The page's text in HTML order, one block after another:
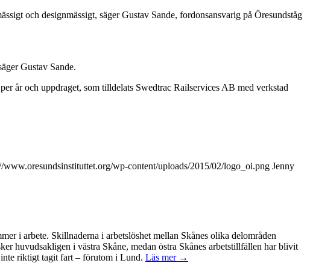
och designmässigt, säger Gustav Sande, fordonsansvarig på Öresundståg
Gustav Sande.
år och uppdraget, som tilldelats Swedtrac Railservices AB med verkstad
www.oresundsinstituttet.org/wp-content/uploads/2015/02/logo_oi.png Jenny
i arbete. Skillnaderna i arbetslöshet mellan Skånes olika delområden
huvudsakligen i västra Skåne, medan östra Skånes arbetstillfällen har blivit
inte riktigt tagit fart – förutom i Lund. Läs mer →